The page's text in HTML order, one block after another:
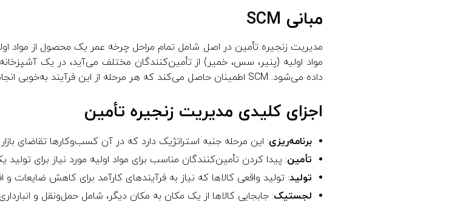
مبانی SCM
مدیریت زنجیره تأمین در اصل شامل تمام مراحل چرخه عمر یک محصول از مواد
مواد اولیه (پنیر، سس، خمیر) از تأمین‌کنندگان مختلف می‌آید، در یک
داده می‌شود. SCM اطمینان حاصل می‌کند که هر مرحله از این فرآیند به‌خوبی انجام شود.
اجزای کلیدی مدیریت زنجیره تأمین
برنامه‌ریزی: این مرحله جنبه استراتژیک دارد که در آن کسب‌وکارها تقاضای بازار
تأمین: پیدا کردن تأمین‌کنندگان مناسب برای مواد اولیه مورد نیاز برای
تولید: تولید واقعی کالاها که نیاز به فرآیندهای کارآمد برای کاهش ضایعات و
لجستیک: جابجایی کالاها از یک مکان به مکان دیگر، شامل حمل‌ونقل و